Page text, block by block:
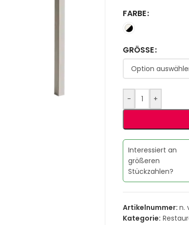
FARBE
GRÖSSE
- +
Interessiert an
größeren
Stückzahlen?
Artikelnummer:n.
Kategorie: